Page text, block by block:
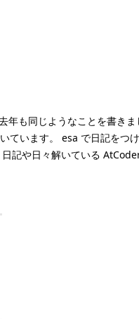
年も同じようなことを書きま
ています。 esa で日記をつ
や日々解いている